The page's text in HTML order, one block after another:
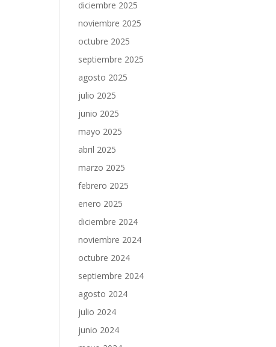
diciembre 2025
noviembre 2025
octubre 2025
septiembre 2025
agosto 2025
julio 2025
junio 2025
mayo 2025
abril 2025
marzo 2025
febrero 2025
enero 2025
diciembre 2024
noviembre 2024
octubre 2024
septiembre 2024
agosto 2024
julio 2024
junio 2024